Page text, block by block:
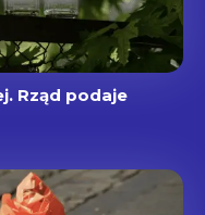
Rząd podaje